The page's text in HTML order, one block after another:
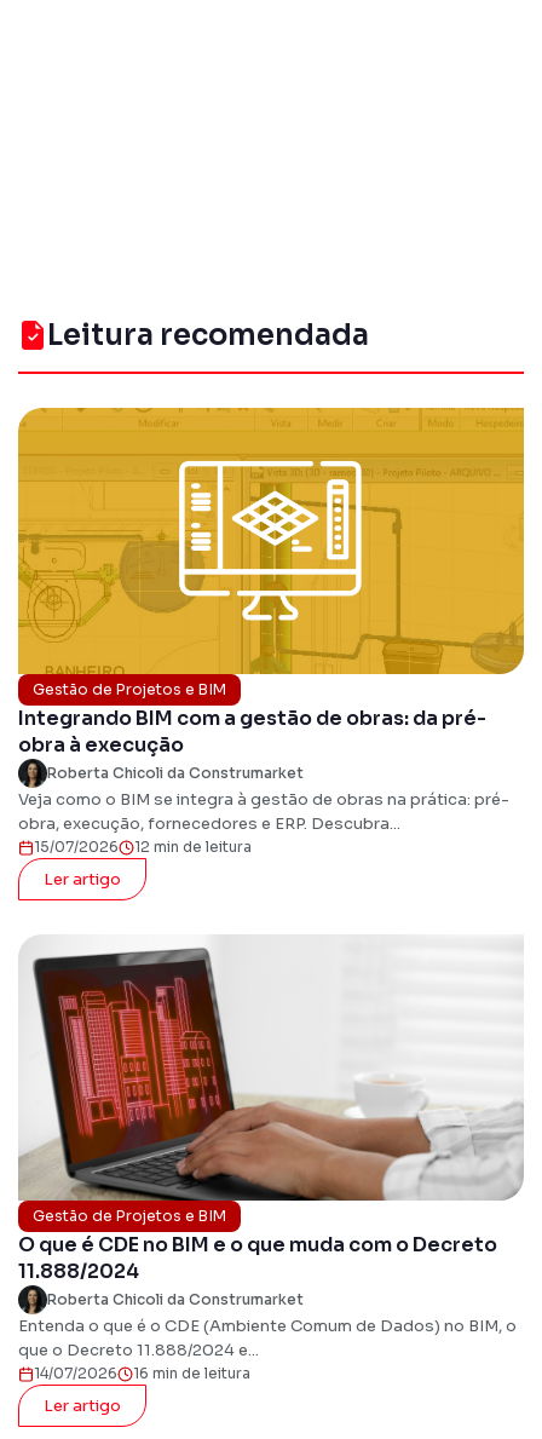
Leitura recomendada
Gestão de Projetos e BIM
Integrando BIM com a gestão de obras: da pré-
obra à execução
Roberta Chicoli da Construmarket
Veja como o BIM se integra à gestão de obras na prática: pré-
obra, execução, fornecedores e ERP. Descubra...
15/07/2026 12 min de leitura
Ler artigo
Gestão de Projetos e BIM
O que é CDE no BIM e o que muda com o Decreto
11.888/2024
Roberta Chicoli da Construmarket
Entenda o que é o CDE (Ambiente Comum de Dados) no BIM, o
que o Decreto 11.888/2024 e...
14/07/2026 16 min de leitura
Ler artigo